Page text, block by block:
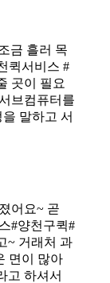
금 흘러 목
퀵서비스 #
곳이 필요
브컴퓨터를
말하고 서
어요~ 곧
#양천구퀵#
~ 거래처 과
면이 많아
고 하셔서